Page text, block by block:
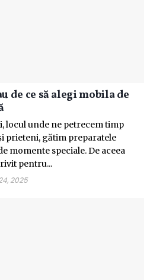
de ce să alegi mobila de
locul unde ne petrecem timp
prieteni, gătim preparatele
momente speciale. De aceea
pentru...
2025